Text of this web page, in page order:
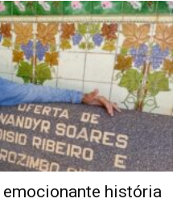
emocionante história